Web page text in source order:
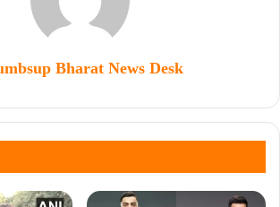
Bharat News Desk